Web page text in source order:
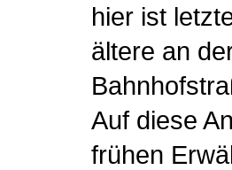
hier ist
ältere an
Auf diese
frühen